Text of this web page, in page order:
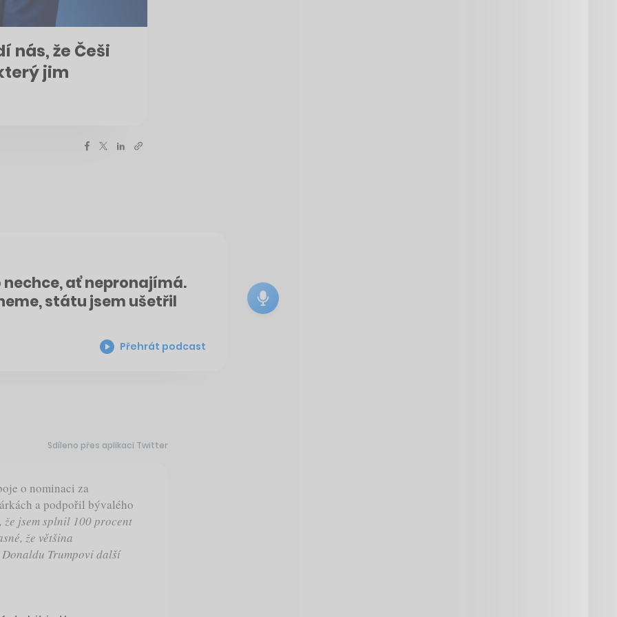
nás, že Češi
jim
nechce, ať nepronajímá.
státu jsem ušetřil
Přehrát podcast
Sdíleno přes aplikaci Twitter
o nominaci za
a podpořil bývalého
že jsem splnil 100 procent
že většina
Trumpovi další